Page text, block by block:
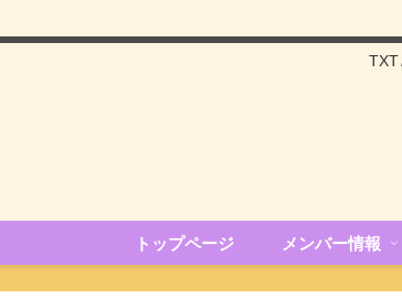
TXT
トップページ メンバー情報